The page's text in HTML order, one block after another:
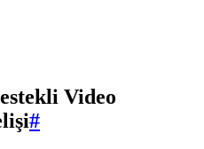
Video
#